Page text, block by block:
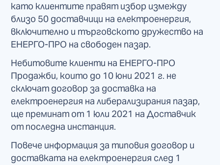
като клиентите правят избор измежду
близо 50 доставчици на електроенергия,
включително и търговското дружество на
ЕНЕРГО-ПРО на свободен пазар.
Небитовите клиенти на ЕНЕРГО-ПРО
Продажби, които до 10 юни 2021 г. не
сключат договор за доставка на
електроенергия на либерализирания пазар,
ще преминат от 1 юли 2021 на Доставчик
от последна инстанция.
Повече информация за типовия договор и
доставката на електроенергия след 1